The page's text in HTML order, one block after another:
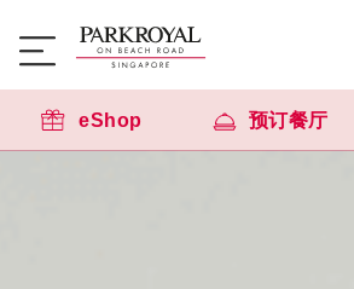
eShop 预订餐厅